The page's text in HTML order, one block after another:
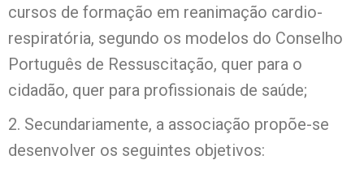
cursos de formação em reanimação cardio-
respiratória, segundo os modelos do Conselho
Português de Ressuscitação, quer para o
cidadão, quer para profissionais de saúde;
2. Secundariamente, a associação propõe-se
desenvolver os seguintes objetivos: